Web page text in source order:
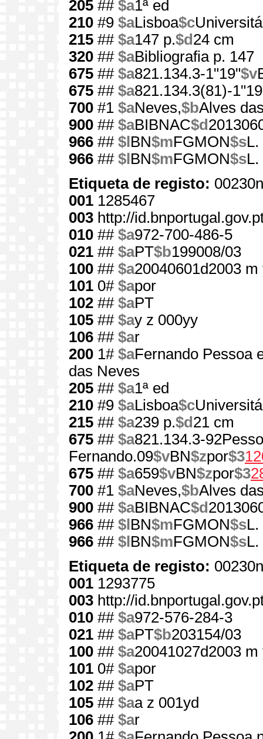
205 ## $a1ª ed
210 #9 $aLisboa$c
215 ## $a147 p.$d 24 cm
320 ## $aBibliografia p. 147
675 ## $a821.134.3-1"19"$v
675 ## $a821.134.3(81)-
700 #1 $aNeves,$bAlves
900 ## $aBIBNAC$d
966 ## $l BN$mFGMON$sL.
966 ## $l BN$mFGMON$sL.
Etiqueta de registo:
001 1285467
003 http://
010 ## $a972-700-486-5
021 ## $aPT$b199008/03
100 ## $a20040601d2003
101 0# $apor
102 ## $aPT
105 ## $ay z 000yy
106 ## $ar
200 1# $aFernando Pessoa
das Neves
205 ## $a1ª ed
210 #9 $aLisboa$c
215 ## $a239 p.$d 21 cm
675 ## $a821.134.3-
Fernando.09$vBN$zpor$3
675 ## $a659$vBN$zpor$3
700 #1 $aNeves,$bAlves
900 ## $aBIBNAC$d
966 ## $l BN$mFGMON$sL.
966 ## $l BN$mFGMON$sL.
Etiqueta de registo:
001 1293775
003 http://
010 ## $a972-576-284-3
021 ## $aPT$b203154/03
100 ## $a20041027d2003
101 0# $apor
102 ## $aPT
105 ## $aa z 001yd
106 ## $ar